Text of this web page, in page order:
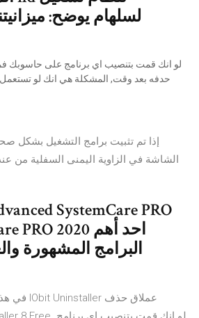
حدفه بعد وقت, المشكلة هي انك لو
إذا تم تثبيت برامج التشغيل بشكل
الشاشة في الزاوية اليمنى السفلية من
البرامج المشهورة